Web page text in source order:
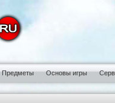
Предметы Основы игры